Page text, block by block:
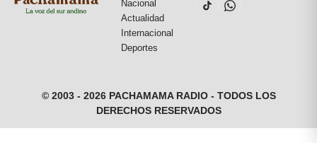
Nacional
Actualidad
Internacional
Deportes
© 2003 - 2026 PACHAMAMA RADIO - TODOS LOS
DERECHOS RESERVADOS